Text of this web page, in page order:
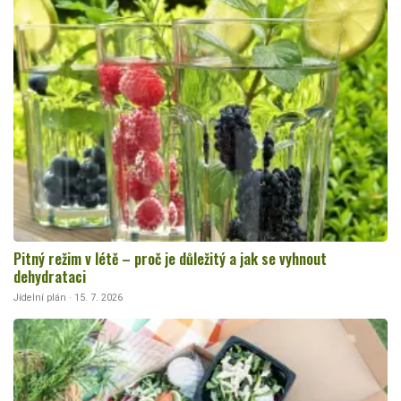
Pitný režim v létě – proč je důležitý a jak se vyhnout
dehydrataci
Jídelní plán · 15. 7. 2026